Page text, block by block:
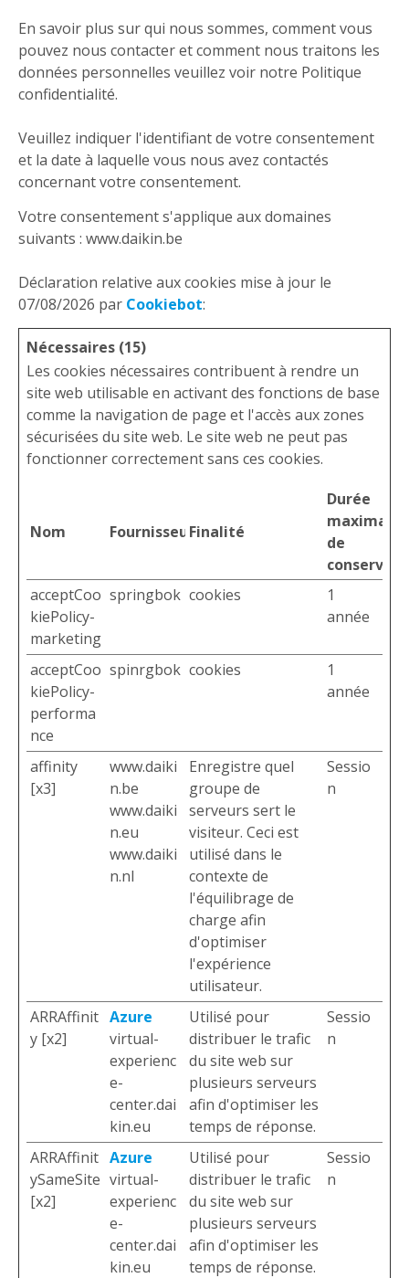
En savoir plus sur qui nous sommes, comment vous
pouvez nous contacter et comment nous traitons les
données personnelles veuillez voir notre Politique
confidentialité.
Veuillez indiquer l'identifiant de votre consentement
et la date à laquelle vous nous avez contactés
concernant votre consentement.
Votre consentement s'applique aux domaines
suivants : www.daikin.be
Déclaration relative aux cookies mise à jour le
07/08/2026 par Cookiebot:
Nécessaires (15)
Les cookies nécessaires contribuent à rendre un
site web utilisable en activant des fonctions de base
comme la navigation de page et l'accès aux zones
sécurisées du site web. Le site web ne peut pas
fonctionner correctement sans ces cookies.
Nom FournisseurFinalité
Durée
maximale
de
acceptCoo
kiePolicy-
marketing
springbok cookies
1
année
acceptCoo
kiePolicy-
performa
nce
spinrgbok cookies
1
année
affinity
[x3]
www.daiki
n.be
www.daiki
n.eu
www.daiki
n.nl
Enregistre quel
groupe de
serveurs sert le
visiteur. Ceci est
utilisé dans le
contexte de
l'équilibrage de
charge afin
d'optimiser
l'expérience
utilisateur.
Sessio
n
ARRAffinit
y [x2]
Azure
virtual-
experienc
e-
center.dai
kin.eu
Utilisé pour
distribuer le trafic
du site web sur
plusieurs serveurs
afin d'optimiser les
temps de réponse.
Sessio
n
ARRAffinit
ySameSite
[x2]
Azure
virtual-
experienc
e-
center.dai
kin.eu
Utilisé pour
distribuer le trafic
du site web sur
plusieurs serveurs
afin d'optimiser les
temps de réponse.
Sessio
n